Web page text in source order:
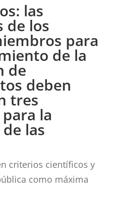
las
de los
para
de la
de
deben
tres
la
las
criterios científicos y
como máxima